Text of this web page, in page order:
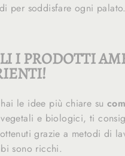
per soddisfare ogni palato.
I PRODOTTI
le idee più chiare su
e biologici, ti
grazie a metodi di
sono ricchi.